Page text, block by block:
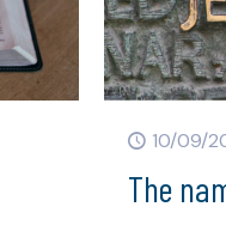
10/09/
The